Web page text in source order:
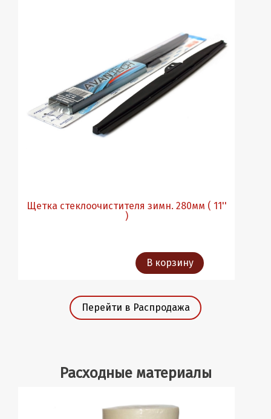
Щетка стеклоочистителя зимн. 280мм ( 11''
)
В корзину
Перейти в Распродажа
Расходные материалы